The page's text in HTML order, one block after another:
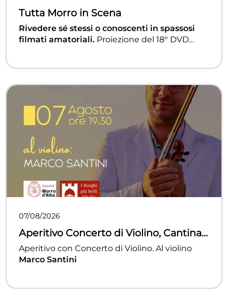
Tutta Morro in Scena
Rivedere sé stessi o conoscenti in spassosi
filmati amatoriali.
comune e pagine di vita morrese da riveder. In
caso di maltempo la manifestazione sarà
rinviata. Ingresso libero
07/08/2026
Aperitivo Concerto di Violino, Cantina
Vicari
Aperitivo con Concerto di Violino. Al violino
Marco Santini